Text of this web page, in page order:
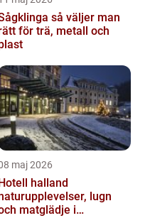
så väljer man
för trä, metall och
maj 2026
Hotell halland
lugn
matglädje i